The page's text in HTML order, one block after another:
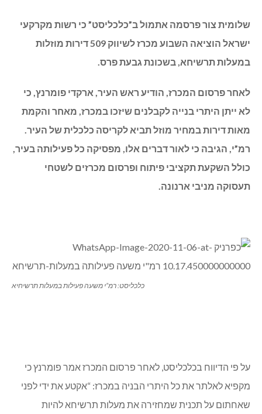
שלומית צור פרסמה אתמול ב”כלכליסט” כי רשות מקרקעי
ישראל הוציאה השבוע מכרז לשיווק 509 דירות מוזלות
במעלות תרשיחא, בשכונת גבעת פרס.
לאחר פרסום המכרז, הודיע ראש העיר, ארקדי פומרנץ, כי
לא ייתן היתרי בנייה לקבלנים שיזכו במכרז, מאחר והקמת
מאות דירות במחיר מוזל תביא לקריסה כלכלית של העיר.
רמ”י, הגיבה כי לאור דברים אלו, מפסיקה כל פעילותה בעיר,
כולל השקעת תקציבי פיתוח ופרסום מכרזים לשטחי
תעסוקה מניבי ארנונה.
כלכליסט: רמ”י משעה פעילות במעלות תרשיחיא
על פי הדיווח בכלכליסט, לאחר פרסום המכרז אמר פומרנץ כי
מקפיא לאלתר את כל היתרי הבניה במכרז: “אקטע את ידי לפני
שאחתום על תכנית שמחזירה את מעלות תרשיחא להיות